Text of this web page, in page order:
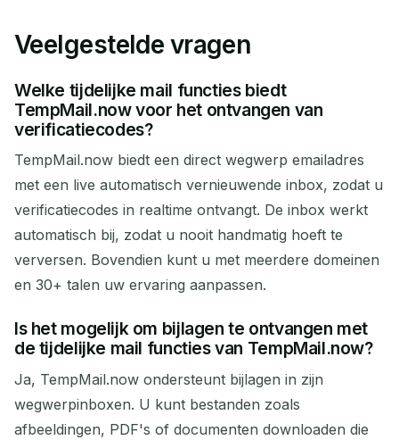
Veelgestelde vragen
Welke tijdelijke mail functies biedt
TempMail.now voor het ontvangen van
verificatiecodes?
TempMail.now biedt een direct wegwerp emailadres
met een live automatisch vernieuwende inbox, zodat u
verificatiecodes in realtime ontvangt. De inbox werkt
automatisch bij, zodat u nooit handmatig hoeft te
verversen. Bovendien kunt u met meerdere domeinen
en 30+ talen uw ervaring aanpassen.
Is het mogelijk om bijlagen te ontvangen met
de tijdelijke mail functies van TempMail.now?
Ja, TempMail.now ondersteunt bijlagen in zijn
wegwerpinboxen. U kunt bestanden zoals
afbeeldingen, PDF's of documenten downloaden die